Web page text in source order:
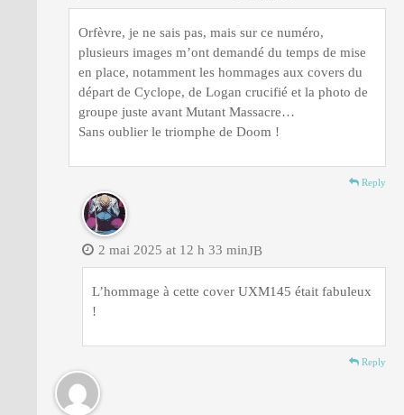
Orfèvre, je ne sais pas, mais sur ce numéro,
plusieurs images m’ont demandé du temps de mise
en place, notamment les hommages aux covers du
départ de Cyclope, de Logan crucifié et la photo de
groupe juste avant Mutant Massacre…
Sans oublier le triomphe de Doom !
Reply
JB
2 mai 2025 at 12 h 33 min
L’hommage à cette cover UXM145 était fabuleux
!
Reply